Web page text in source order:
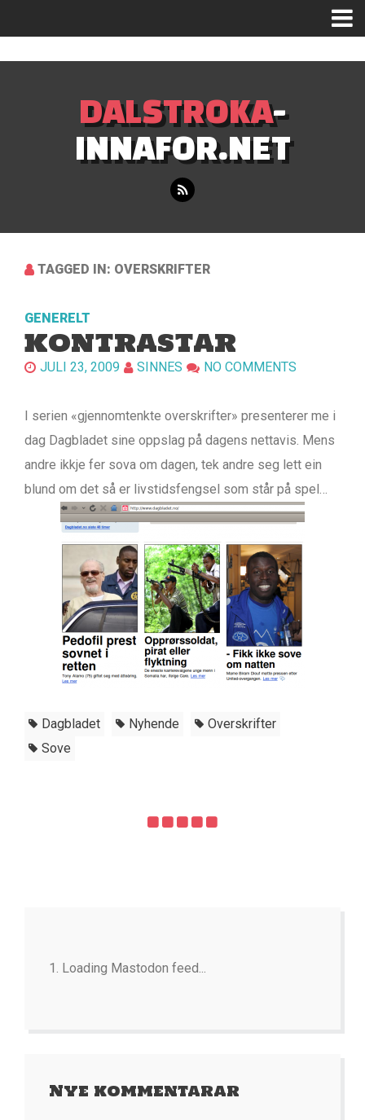
DALSTROKA-
INNAFOR.NET
TAGGED IN: OVERSKRIFTER
GENERELT
KONTRASTAR
JULI 23, 2009 SINNES NO COMMENTS
I serien «gjennomtenkte overskrifter» presenterer me i
dag Dagbladet sine oppslag på dagens nettavis. Mens
andre ikkje fer sova om dagen, tek andre seg lett ein
blund om det så er livstidsfengsel som står på spel…
Dagbladet Nyhende
Overskrifter
Sove
Loading Mastodon feed...
Nye kommentarar